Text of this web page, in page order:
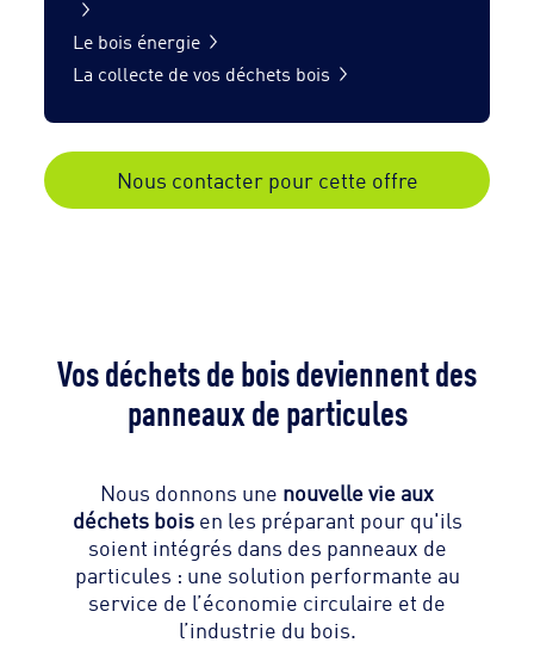
Le bois énergie
La collecte de vos déchets bois
Nous contacter pour cette offre
Vos déchets de bois deviennent des
panneaux de particules
Nous donnons une nouvelle vie aux
déchets boisen les préparant pour qu'ils
soient intégrés dans des panneaux de
particules : une solution performante au
service de l’économie circulaire et de
l’industrie du bois.